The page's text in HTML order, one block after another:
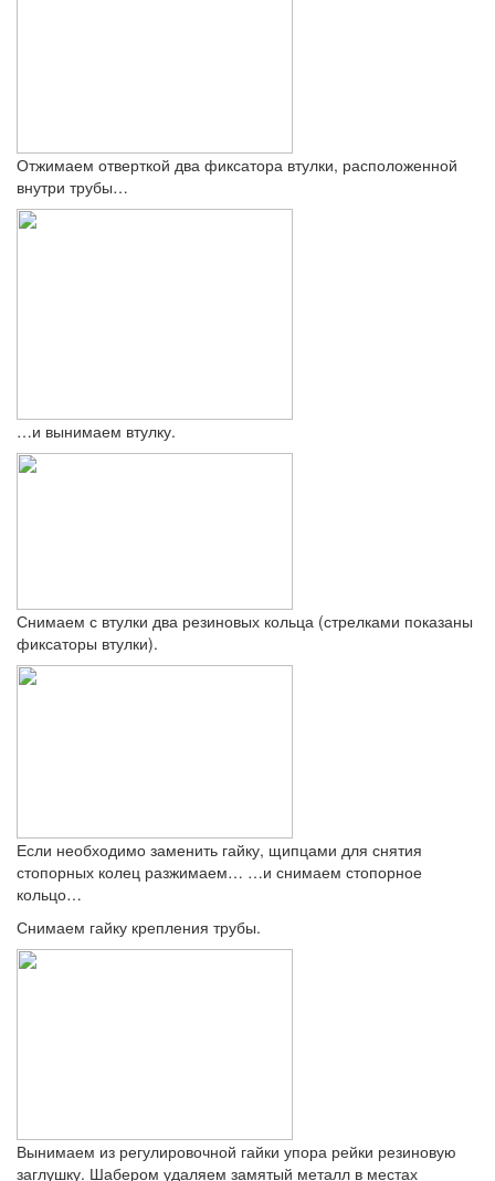
Отжимаем отверткой два фиксатора втулки, расположенной
внутри трубы…
…и вынимаем втулку.
Снимаем с втулки два резиновых кольца (стрелками показаны
фиксаторы втулки).
Если необходимо заменить гайку, щипцами для снятия
стопорных колец разжимаем… …и снимаем стопорное
кольцо…
Снимаем гайку крепления трубы.
Вынимаем из регулировочной гайки упора рейки резиновую
заглушку. Шабером удаляем замятый металл в местах